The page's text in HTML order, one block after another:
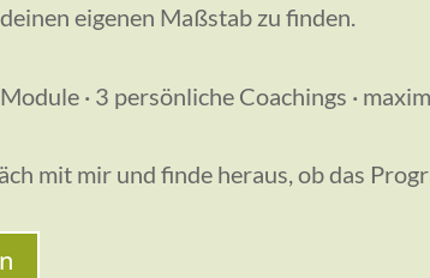
eigenen Maßstab zu finden.
· 3 persönliche Coachings ·
mit mir und finde heraus, ob das